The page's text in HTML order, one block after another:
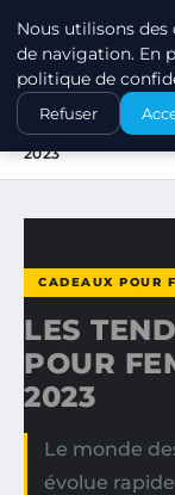
ACCUEIL
LES TENDANCES
2023
CADEAUX POUR
LES
POUR
2023
Le monde
évolue
Nous utilisons
de navigation. En
politique de
Refuser